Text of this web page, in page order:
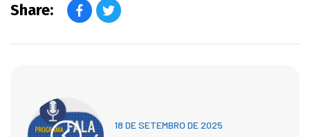
Share:
18 DE SETEMBRO DE 2025